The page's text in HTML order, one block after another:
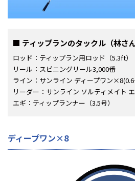
ティップランのタックル（林さん
ロッド：ティップラン用ロッド（5.3ft）
リール：スピニングリール3,000番
ライン：サンライン ディープワン×8(0.6
リーダー：サンライン ソルティメイト
エギ：ティップランナー（3.5号）
ディープワン×8